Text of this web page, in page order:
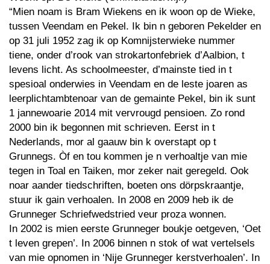
“Mien noam is Bram Wiekens en ik woon op de Wieke,
tussen Veendam en Pekel. Ik bin n geboren Pekelder en
op 31 juli 1952 zag ik op Komnijsterwieke nummer
tiene, onder d’rook van strokartonfebriek d’Aalbion, t
levens licht. As schoolmeester, d’mainste tied in t
spesioal onderwies in Veendam en de leste joaren as
leerplichtambtenoar van de gemainte Pekel, bin ik sunt
1 jannewoarie 2014 mit vervrougd pensioen. Zo rond
2000 bin ik begonnen mit schrieven. Eerst in t
Nederlands, mor al gaauw bin k overstapt op t
Grunnegs. Òf en tou kommen je n verhoaltje van mie
tegen in Toal en Taiken, mor zeker nait geregeld. Ook
noar aander tiedschriften, boeten ons dörpskraantje,
stuur ik gain verhoalen. In 2008 en 2009 heb ik de
Grunneger Schriefwedstried veur proza wonnen.
In 2002 is mien eerste Grunneger boukje oetgeven, ‘Oet
t leven grepen’. In 2006 binnen n stok of wat vertelsels
van mie opnomen in ‘Nije Grunneger kerstverhoalen’. In